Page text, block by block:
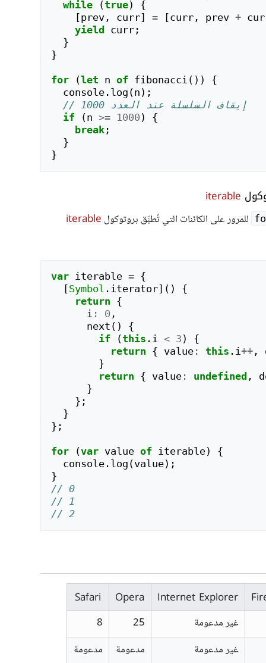
while
(true)
{
[prev, curr] = [curr, prev +
yield
curr;
}
}
for (let n of fibonacci ())
{
console. log (n );
// إيقاف السلسلة عند العدد 1000
if
(n >= 1000 )
{
break;
}
}
iterable
للمرور على الكائنات التي تُطبِّق بروتوكول iterable
var iterable = {
[Symbol . iterator]()
{
return {
i : 0 ,
next ()
{
if
(this . i < 3 )
{
return { value: this . i++,
}
return { value: undefined ,
}
};
}
};
for (var value of iterable)
{
console. log (value);
}
// 0
// 1
// 2
Internet Explorer
Opera
Safari
غير مدعومة 25
8
غير مدعومة
مدعومة مدعومة